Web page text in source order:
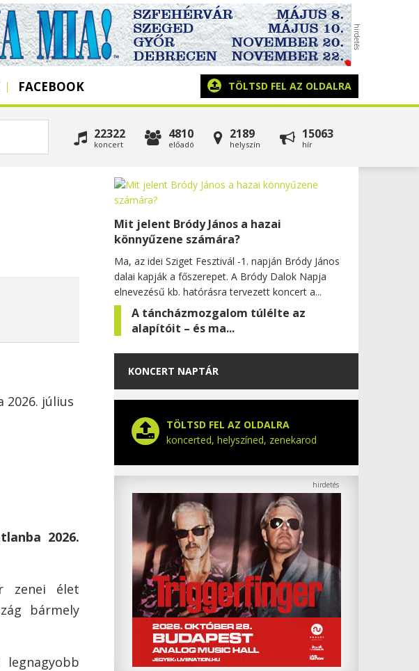
FACEBOOK TÖLTSD FEL AZ OLDALRA
22322
koncert
4810
előadó
2189
helyszín
15063
hír
2026. július
2026.
zenei élet
bármely
Mit jelent Bródy János a hazai
könnyűzene számára?
Ma, az idei Sziget Fesztivál -1. napján Bródy János
dalai kapják a főszerepet. A Bródy Dalok Napja
elnevezésű kb. hatórásra tervezett koncert a...
A táncházmozgalom túlélte az
alapítóit – és ma...
KONCERT NAPTÁR
TÖLTSD FEL AZ OLDALRA
koncerted, helyszíned, zenekarod